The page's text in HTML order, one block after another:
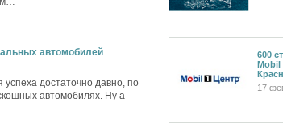
автомобилей
успеха достаточно давно, по
автомобилях. Ну а
600
Mobil
17